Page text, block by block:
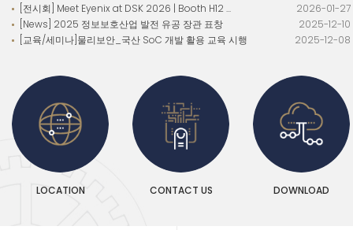
[전시회] Meet Eyenix at DSK 2026 | Booth H12 ...
2026-01-27
[News] 2025 정보보호산업 발전 유공 장관 표창
2025-12-10
[교육/세미나]물리보안_국산 SoC 개발 활용 교육 시행
2025-12-08
LOCATION CONTACT US DOWNLOAD